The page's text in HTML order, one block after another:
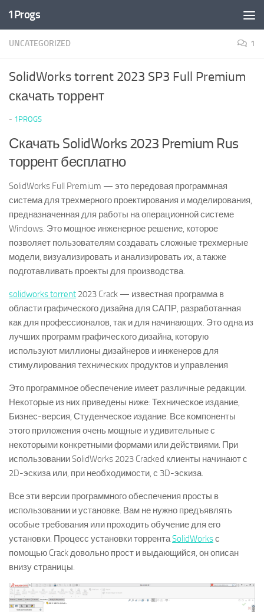
Перейти к содержимому
1Progs
UNCATEGORIZED 1
SolidWorks torrent 2023 SP3 Full Premium
скачать торрент
- 1PROGS
Скачать SolidWorks 2023 Premium Rus
торрент бесплатно
SolidWorks Full Premium — это передовая программная
система для трехмерного проектирования и моделирования,
предназначенная для работы на операционной системе
Windows. Это мощное инженерное решение, которое
позволяет пользователям создавать сложные трехмерные
модели, визуализировать и анализировать их, а также
подготавливать проекты для производства.
solidworks torrent 2023 Crack — известная программа в
области графического дизайна для САПР, разработанная
как для профессионалов, так и для начинающих. Это одна из
лучших программ графического дизайна, которую
используют миллионы дизайнеров и инженеров для
стимулирования технических продуктов и управления
Это программное обеспечение имеет различные редакции.
Некоторые из них приведены ниже: Техническое издание,
Бизнес-версия, Студенческое издание. Все компоненты
этого приложения очень мощные и удивительные с
некоторыми конкретными формами или действиями. При
использовании SolidWorks 2023 Cracked клиенты начинают с
2D-эскиза или, при необходимости, с 3D-эскиза.
Все эти версии программного обеспечения просты в
использовании и установке. Вам не нужно предъявлять
особые требования или проходить обучение для его
установки. Процесс установки торрентаSolidWorksс
помощью Crack довольно прост и выдающийся, он описан
внизу страницы.